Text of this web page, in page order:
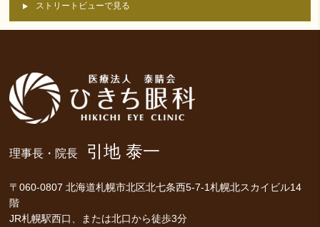
ストリートビューで見る
理事長・院長 引地 泰一
〒060-0807 北海道札幌市北区北七条西5-7-1札幌北スカイビル14
階
JR札幌駅西口、または北口から徒歩3分